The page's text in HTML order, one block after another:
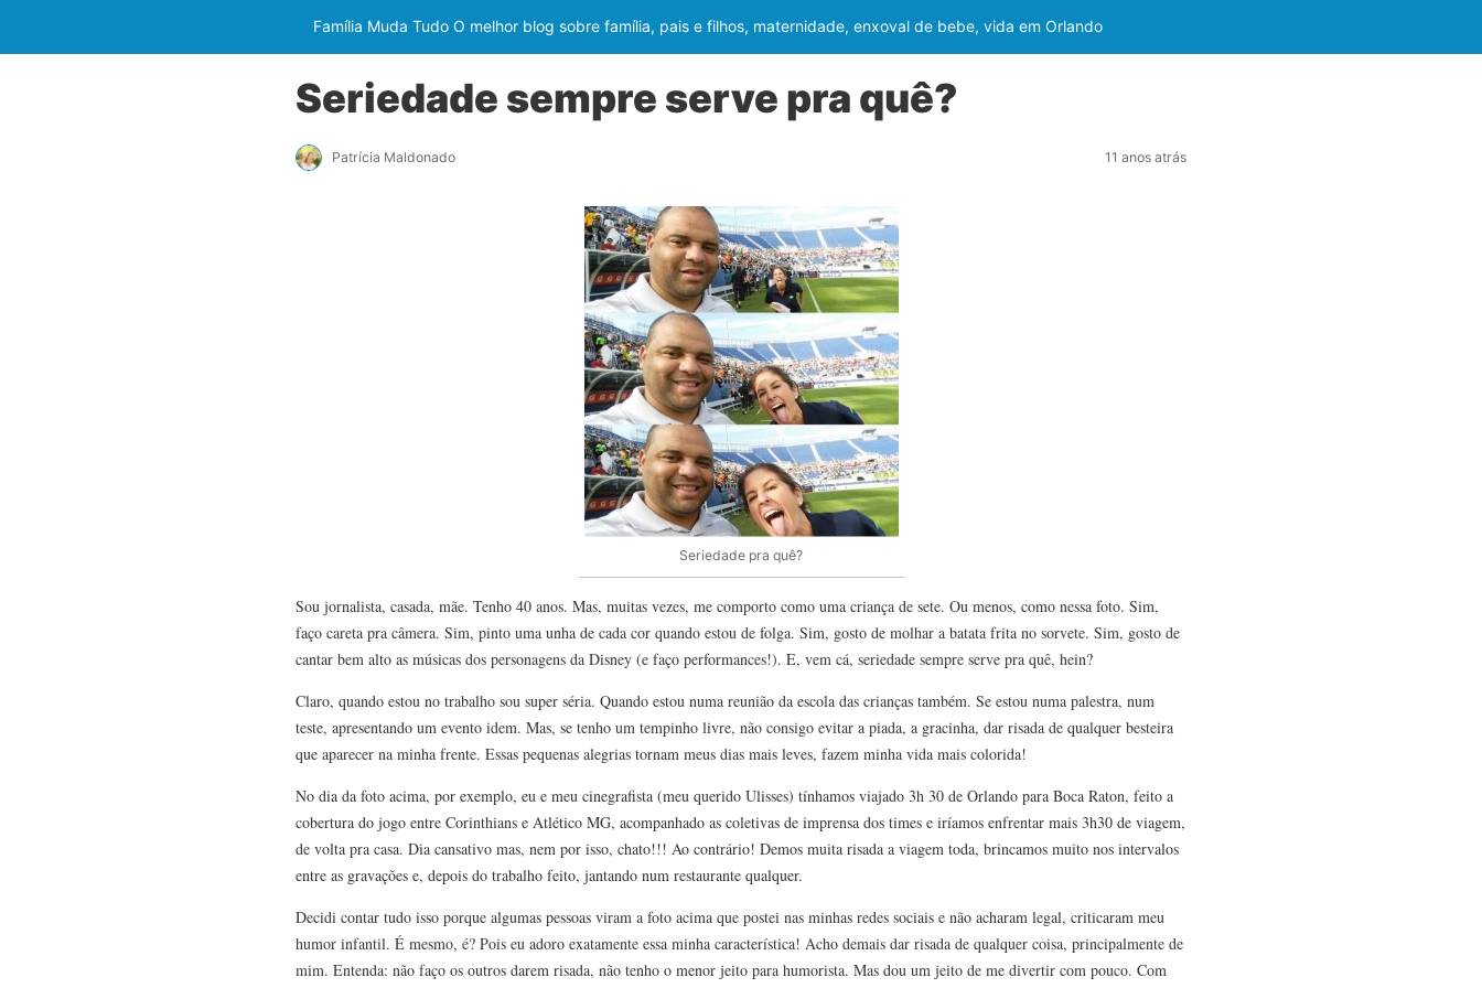
Família Muda Tudo O melhor blog sobre família, pais e filhos, maternidade, enxoval de bebe, vida em Orlando
Seriedade sempre serve pra quê?
Patrícia Maldonado 11 anos atrás
Seriedade pra quê?
Sou jornalista, casada, mãe. Tenho 40 anos. Mas, muitas vezes, me comporto como uma criança de sete. Ou menos, como nessa foto. Sim,
faço careta pra câmera. Sim, pinto uma unha de cada cor quando estou de folga. Sim, gosto de molhar a batata frita no sorvete. Sim, gosto de
cantar bem alto as músicas dos personagens da Disney (e faço performances!). E, vem cá, seriedade sempre serve pra quê, hein?
Claro, quando estou no trabalho sou super séria. Quando estou numa reunião da escola das crianças também. Se estou numa palestra, num
teste, apresentando um evento idem. Mas, se tenho um tempinho livre, não consigo evitar a piada, a gracinha, dar risada de qualquer besteira
que aparecer na minha frente. Essas pequenas alegrias tornam meus dias mais leves, fazem minha vida mais colorida!
No dia da foto acima, por exemplo, eu e meu cinegrafista (meu querido Ulisses) tínhamos viajado 3h 30 de Orlando para Boca Raton, feito a
cobertura do jogo entre Corinthians e Atlético MG, acompanhado as coletivas de imprensa dos times e iríamos enfrentar mais 3h30 de viagem,
de volta pra casa. Dia cansativo mas, nem por isso, chato!!! Ao contrário! Demos muita risada a viagem toda, brincamos muito nos intervalos
entre as gravações e, depois do trabalho feito, jantando num restaurante qualquer.
Decidi contar tudo isso porque algumas pessoas viram a foto acima que postei nas minhas redes sociais e não acharam legal, criticaram meu
humor infantil. É mesmo, é? Pois eu adoro exatamente essa minha característica! Acho demais dar risada de qualquer coisa, principalmente de
mim. Entenda: não faço os outros darem risada, não tenho o menor jeito para humorista. Mas dou um jeito de me divertir com pouco. Com